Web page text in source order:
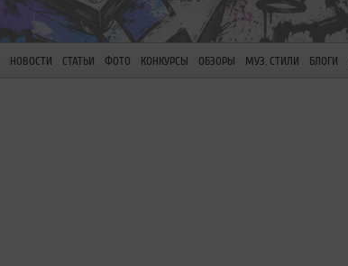
НОВОСТИ СТАТЬИ ФОТО КОНКУРСЫ ОБЗОРЫ МУЗ. СТИЛИ БЛОГИ